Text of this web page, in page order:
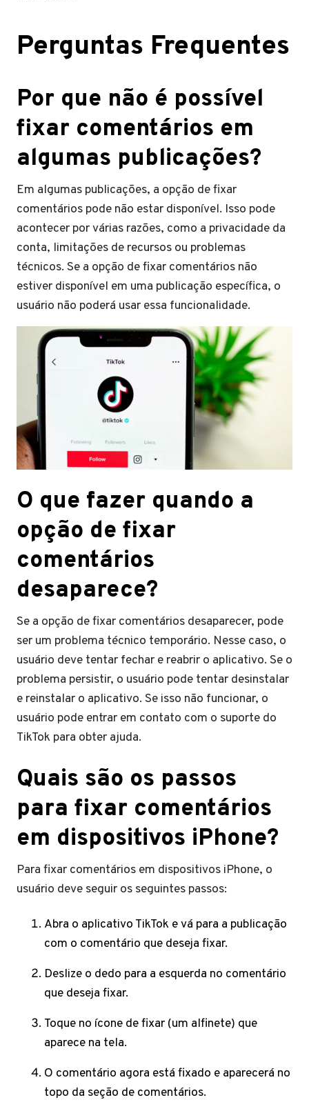
Perguntas Frequentes
Por que não é possível
fixar comentários em
algumas publicações?
Em algumas publicações, a opção de fixar
comentários pode não estar disponível. Isso pode
acontecer por várias razões, como a privacidade da
conta, limitações de recursos ou problemas
técnicos. Se a opção de fixar comentários não
estiver disponível em uma publicação específica, o
usuário não poderá usar essa funcionalidade.
O que fazer quando a
opção de fixar
comentários
desaparece?
Se a opção de fixar comentários desaparecer, pode
ser um problema técnico temporário. Nesse caso, o
usuário deve tentar fechar e reabrir o aplicativo. Se o
problema persistir, o usuário pode tentar desinstalar
e reinstalar o aplicativo. Se isso não funcionar, o
usuário pode entrar em contato com o suporte do
TikTok para obter ajuda.
Quais são os passos
para fixar comentários
em dispositivos iPhone?
Para fixar comentários em dispositivos iPhone, o
usuário deve seguir os seguintes passos:
Abra o aplicativo TikTok e vá para a publicação
com o comentário que deseja fixar.
Deslize o dedo para a esquerda no comentário
que deseja fixar.
Toque no ícone de fixar (um alfinete) que
aparece na tela.
O comentário agora está fixado e aparecerá no
topo da seção de comentários.